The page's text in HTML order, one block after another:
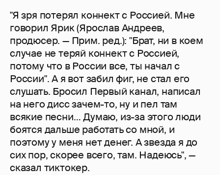
"Я зря потерял коннект с Россией. Мне
говорил Ярик (Ярослав Андреев,
продюсер. — Прим. ред.): "Брат, ни в коем
случае не теряй коннект с Россией,
потому что в России все, ты начал с
России". А я вот забил фиг, не стал его
слушать. Бросил Первый канал, написал
на него дисс зачем-то, ну и пел там
всякие песни… Думаю, из-за этого люди
боятся дальше работать со мной, и
поэтому у меня нет денег. А звезда я до
сих пор, скорее всего, там. Надеюсь", —
сказал тиктокер.